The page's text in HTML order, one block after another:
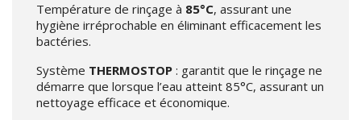
Température de rinçage à 85°C, assurant une
hygiène irréprochable en éliminant efficacement les
bactéries.
Système THERMOSTOP : garantit que le rinçage ne
démarre que lorsque l’eau atteint 85°C, assurant un
nettoyage efficace et économique.